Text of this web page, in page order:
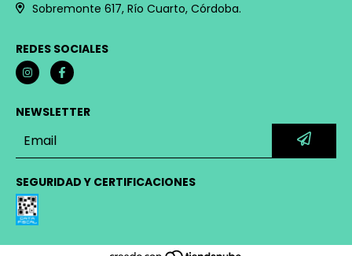
Sobremonte 617, Río Cuarto, Córdoba.
REDES SOCIALES
NEWSLETTER
SEGURIDAD Y CERTIFICACIONES